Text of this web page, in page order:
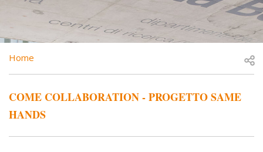
BREADCRUMB
Home
COME COLLABORATION - PROGETTO SAME
HANDS